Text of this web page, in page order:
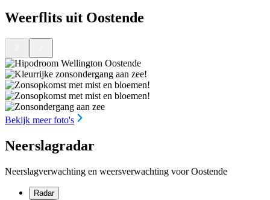
Weerflits uit Oostende
Bekijk meer foto's
Neerslagradar
Neerslagverwachting en weersverwachting voor Oostende
Radar